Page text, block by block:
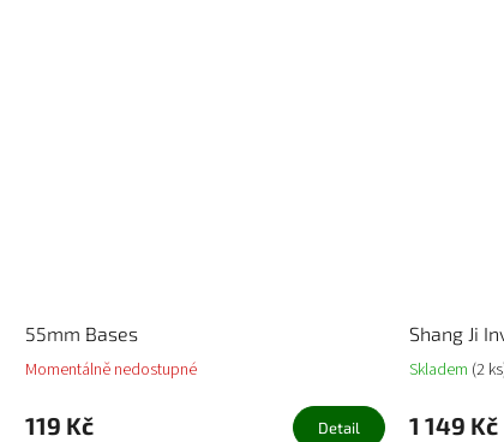
55mm Bases
Momentálně nedostupné
119 Kč Detail
Shang Ji
Skladem (2
1 149 Kč